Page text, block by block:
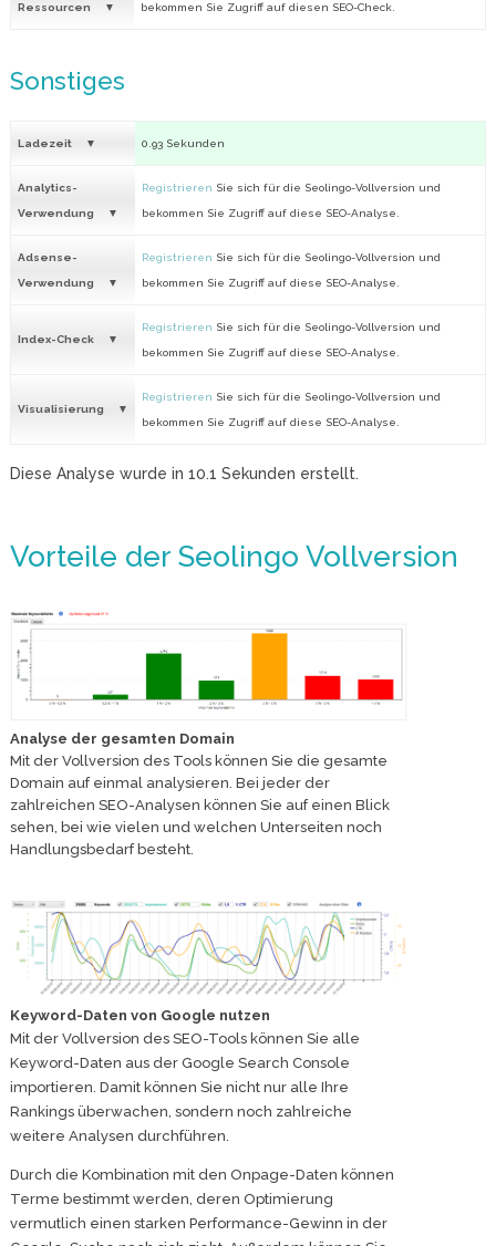
Ressourcen bekommen Sie Zugriff auf diesen SEO-Check.
Sonstiges
Ladezeit 0.93 Sekunden
Analytics-
Verwendung
Registrieren Sie sich für die Seolingo-Vollversion und
bekommen Sie Zugriff auf diese SEO-Analyse.
Adsense-
Verwendung
Registrieren Sie sich für die Seolingo-Vollversion und
bekommen Sie Zugriff auf diese SEO-Analyse.
Index-Check
Registrieren Sie sich für die Seolingo-Vollversion und
bekommen Sie Zugriff auf diese SEO-Analyse.
Visualisierung
Registrieren Sie sich für die Seolingo-Vollversion und
bekommen Sie Zugriff auf diese SEO-Analyse.
Diese Analyse wurde in 10.1 Sekunden erstellt.
Vorteile der Seolingo Vollversion
Analyse der gesamten Domain
Mit der Vollversion des Tools können Sie die gesamte
Domain auf einmal analysieren. Bei jeder der
zahlreichen SEO-Analysen können Sie auf einen Blick
sehen, bei wie vielen und welchen Unterseiten noch
Handlungsbedarf besteht.
Keyword-Daten von Google nutzen
Mit der Vollversion des SEO-Tools können Sie alle
Keyword-Daten aus der Google Search Console
importieren. Damit können Sie nicht nur alle Ihre
Rankings überwachen, sondern noch zahlreiche
weitere Analysen durchführen.
Durch die Kombination mit den Onpage-Daten können
Terme bestimmt werden, deren Optimierung
vermutlich einen starken Performance-Gewinn in der